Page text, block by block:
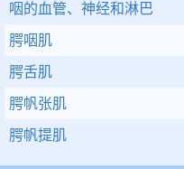
咽的血管、神经和淋巴
腭咽肌
腭舌肌
腭帆张肌
腭帆提肌